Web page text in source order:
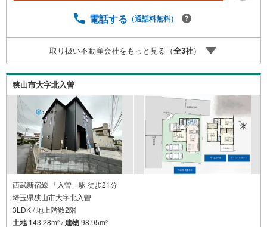
ください！売買・賃貸・売却相談・相続相談・空家管理・
合わせ・ご来店お待ちしております！（＾＾）！
電話する （通話料無料）
取り扱い不動産会社をもっと見る（全3社）
狭山市大字北入曽
西武新宿線 「入曽」駅 徒歩21分
埼玉県狭山市大字北入曽
3LDK / 地上階数2階
土地143.28m2 /建物98.95m2